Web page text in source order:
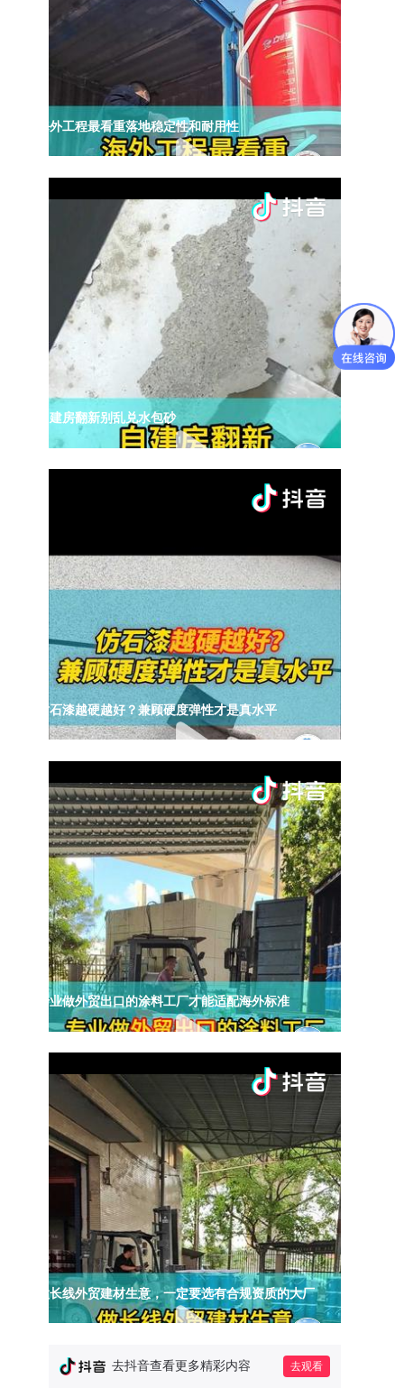
海外工程最看重落地稳定性和耐用性
自建房翻新别乱兑水包砂
仿石漆越硬越好？兼顾硬度弹性才是真水平
专业做外贸出口的涂料工厂才能适配海外标准
做长线外贸建材生意，一定要选有合规资质的大厂